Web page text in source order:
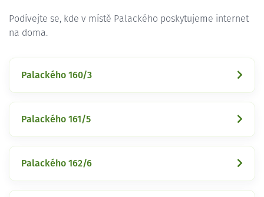
Podívejte se, kde v místě Palackého poskytujeme internet
na doma.
Palackého 160/3
Palackého 161/5
Palackého 162/6